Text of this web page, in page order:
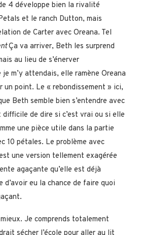
4 développe bien la rivalité
et le ranch Dutton, mais
de Carter avec Oreana. Tel
Ça va arriver, Beth les surprend
au lieu de s’énerver
m’y attendais, elle ramène Oreana
un point. Le « rebondissement » ici,
Beth semble bien s’entendre avec
difficile de dire si c’est vrai ou si elle
une pièce utile dans la partie
10 pétales. Le problème avec
une version tellement exagérée
agaçante qu’elle est déjà
d’avoir eu la chance de faire quoi
Je comprends totalement